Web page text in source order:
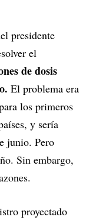
presidente
el
de dosis
El problema era
los primeros
y sería
junio. Pero
Sin embargo,
proyectado